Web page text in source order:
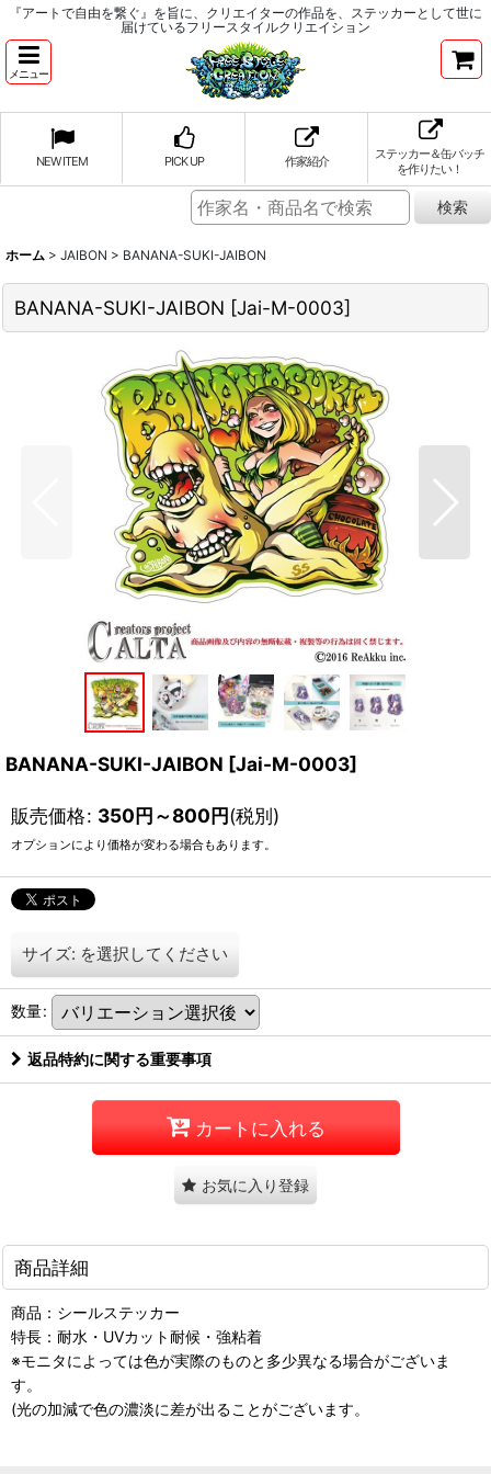
『アートで自由を繋ぐ』を旨に、クリエイターの作品を、ステッカーとして世に
届けているフリースタイルクリエイション
メニュー
NEW ITEM PICK UP 作家紹介
ステッカー＆缶バッチ
を作りたい！
ホーム > JAIBON > BANANA-SUKI-JAIBON
BANANA-SUKI-JAIBON [Jai-M-0003]
BANANA-SUKI-JAIBON [Jai-M-0003]
販売価格: 350円～800円(税別)
オプションにより価格が変わる場合もあります。
サイズ: を選択してください
数量:
返品特約に関する重要事項
カートに入れる
お気に入り登録
商品詳細
商品：シールステッカー
特長：耐水・UVカット耐候・強粘着
※モニタによっては色が実際のものと多少異なる場合がございま
す。
(光の加減で色の濃淡に差が出ることがございます。